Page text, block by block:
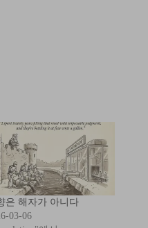
은 해자가 아니다
03-06